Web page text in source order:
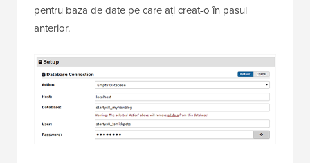
pentru baza de date pe care ați creat-o în pasul
anterior.